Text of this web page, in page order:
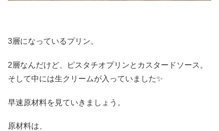
3層になっているプリン。
2層なんだけど、ピスタチオプリンとカスタードソース。
そして中には生クリームが入っていました✨
早速原材料を見ていきましょう。
原材料は、